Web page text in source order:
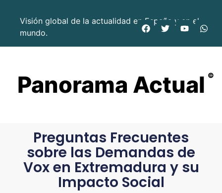
Visión global de la actualidad en España y en el
mundo.
Panorama Actual ©
Preguntas Frecuentes
sobre las Demandas de
Vox en Extremadura y su
Impacto Social